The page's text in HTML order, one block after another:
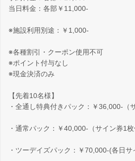
当日料金：各部￥11,000-
※施設利用別途：￥1,000-
※各種割引・クーポン使用不可
※ポイント付与なし
※現金決済のみ
【先着10名様】
・全通し特典付きパック：￥36,000-（
・通常パック：￥40,000-（サイン券1枚
・ツーデイズパック：￥70,000-(各日サ